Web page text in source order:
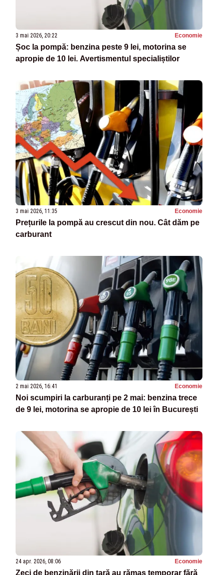
3 mai 2026, 20:22 Economie
Șoc la pompă: benzina peste 9 lei, motorina se
apropie de 10 lei. Avertismentul specialiștilor
3 mai 2026, 11:35 Economie
Prețurile la pompă au crescut din nou. Cât dăm pe
carburant
2 mai 2026, 16:41 Economie
Noi scumpiri la carburanți pe 2 mai: benzina trece
de 9 lei, motorina se apropie de 10 lei în București
24 apr. 2026, 08:06 Economie
Zeci de benzinării din țară au rămas temporar fără